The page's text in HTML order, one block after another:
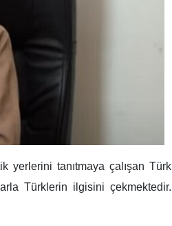
yerlerini tanıtmaya çalışan Türk
Türklerin ilgisini çekmektedir.